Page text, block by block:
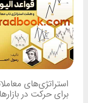
استراتژی‌های
برای حرکت در